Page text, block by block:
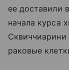
ее доставили
начала курса
Сквиччиарини
раковые